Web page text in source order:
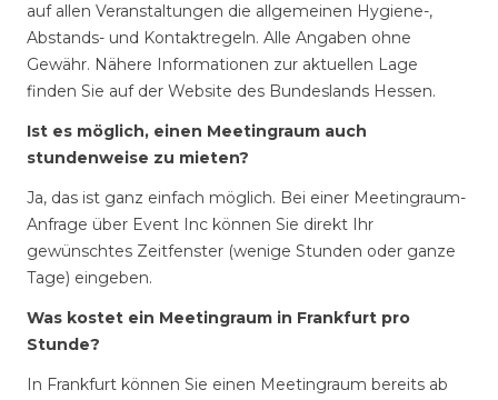
auf allen Veranstaltungen die allgemeinen Hygiene-,
Abstands- und Kontaktregeln. Alle Angaben ohne
Gewähr. Nähere Informationen zur aktuellen Lage
finden Sie auf der Website des Bundeslands Hessen.
Ist es möglich, einen Meetingraum auch
stundenweise zu mieten?
Ja, das ist ganz einfach möglich. Bei einer Meetingraum-
Anfrage über Event Inc können Sie direkt Ihr
gewünschtes Zeitfenster (wenige Stunden oder ganze
Tage) eingeben.
Was kostet ein Meetingraum in Frankfurt pro
Stunde?
In Frankfurt können Sie einen Meetingraum bereits ab